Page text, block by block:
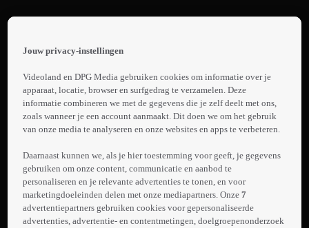
page
Jachtseizoen:
Most Wanted
1. Teaser: Het
Jachtseizoen
Most Wanted
De mannen van
StukTV beginnen
aan hun grootste
jacht ooit op
Jouw privacy-instellingen
Videoland en DPG Media gebruiken cookies om informatie over je
apparaat, locatie, browser en surfgedrag te verzamelen. Deze
informatie combineren we met de gegevens die je zelf deelt met ons,
zoals wanneer je een account aanmaakt. Dit doen we om het gebruik
van onze media te analyseren en onze websites en apps te verbeteren.
Daarnaast kunnen we, als je hier toestemming voor geeft, je gegevens
gebruiken om onze content, communicatie en aanbod te
personaliseren en je relevante advertenties te tonen, en voor
marketingdoeleinden delen met onze mediapartners. Onze7
advertentiepartners gebruiken cookies voor gepersonaliseerde
advertenties, advertentie- en contentmetingen, doelgroepenonderzoek